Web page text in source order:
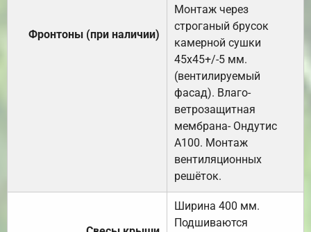
Фронтоны (при наличии)
Монтаж через
строганый брусок
камерной сушки
45х45+/-5 мм.
(вентилируемый
фасад). Влаго-
ветрозащитная
мембрана- Ондутис
А100. Монтаж
вентиляционных
решёток.
Ширина 400 мм.
Подшиваются